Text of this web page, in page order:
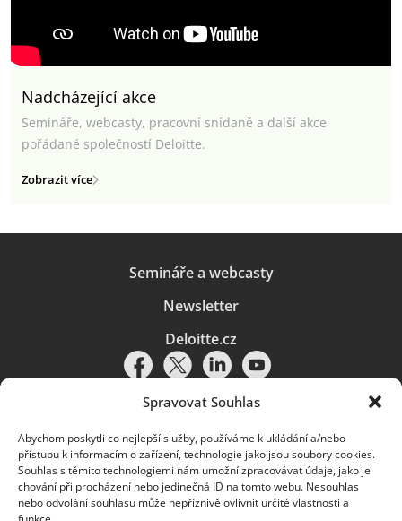
Spravovat Souhlas
Abychom poskytli co nejlepší služby, používáme k ukládání a/nebo
přístupu k informacím o zařízení, technologie jako jsou soubory cookies.
Souhlas s těmito technologiemi nám umožní zpracovávat údaje, jako je
chování při procházení nebo jedinečná ID na tomto webu. Nesouhlas
nebo odvolání souhlasu může nepříznivě ovlivnit určité vlastnosti a
Nadcházející akce
Semináře, webcasty, pracovní snídaně a další akce
pořádané společností Deloitte.
Zobrazit více
Semináře a webcasty
Newsletter
Deloitte.cz
Pravidla používání|Ochrana osobních údajů|Soubory cookies |
Deloitte.cz
© 2026. Více informací najdete vPravidlech používání.